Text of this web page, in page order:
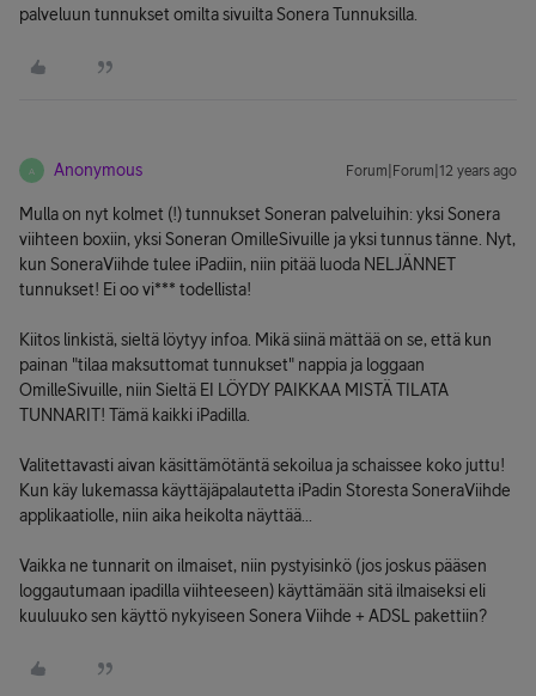
palveluun tunnukset omilta sivuilta Sonera Tunnuksilla.
A Anonymous Forum|Forum|12 years ago
Mulla on nyt kolmet (!) tunnukset Soneran palveluihin: yksi Sonera
viihteen boxiin, yksi Soneran OmilleSivuille ja yksi tunnus tänne. Nyt,
kun SoneraViihde tulee iPadiin, niin pitää luoda NELJÄNNET
tunnukset! Ei oo vi*** todellista!
Kiitos linkistä, sieltä löytyy infoa. Mikä siinä mättää on se, että kun
painan "tilaa maksuttomat tunnukset" nappia ja loggaan
OmilleSivuille, niin Sieltä EI LÖYDY PAIKKAA MISTÄ TILATA
TUNNARIT! Tämä kaikki iPadilla.
Valitettavasti aivan käsittämötäntä sekoilua ja schaissee koko juttu!
Kun käy lukemassa käyttäjäpalautetta iPadin Storesta SoneraViihde
applikaatiolle, niin aika heikolta näyttää...
Vaikka ne tunnarit on ilmaiset, niin pystyisinkö (jos joskus pääsen
loggautumaan ipadilla viihteeseen) käyttämään sitä ilmaiseksi eli
kuuluuko sen käyttö nykyiseen Sonera Viihde + ADSL pakettiin?